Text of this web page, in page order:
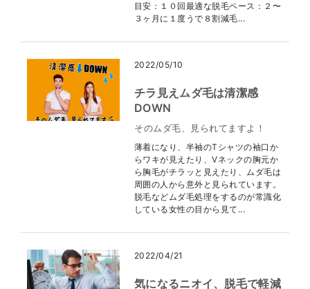
目安：１０回最適な脱毛ペース：２〜
３ヶ月に１度うで８割減毛...
2022/05/10
チラ見えムダ毛は清潔感
DOWN
そのムダ毛、見られてますよ！
薄着になり、半袖のTシャツの袖口か
らワキが見えたり、Vネックの胸元か
ら胸毛がチラッと見えたり、ムダ毛は
周囲の人から意外と見られています。
脱毛などムダ毛処理をするのが常識化
している女性の目から見て...
2022/04/21
気になるニオイ、脱毛で軽減